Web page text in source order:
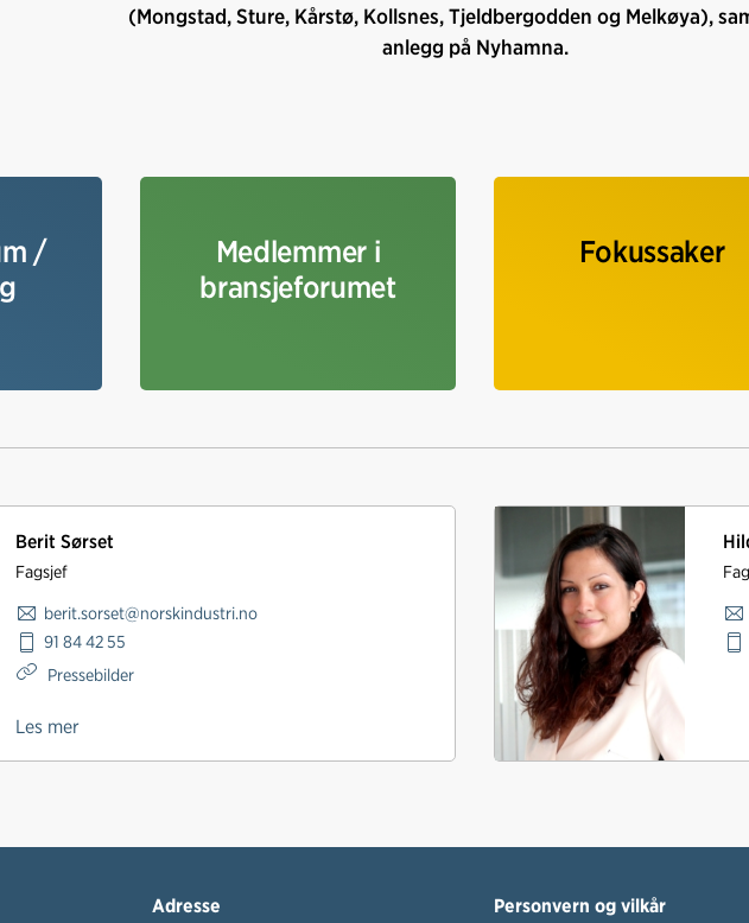
(Mongstad, Sture, Kårstø, Kollsnes, Tjeldbergodden og Melkøya),
anlegg på Nyhamna.
/
Medlemmer i
bransjeforumet
Fokussaker
Berit Sørset
Fagsjef
berit.sorset@norskindustri.no
91 84 42 55
Pressebilder
Les mer
Adresse
Personvern og vilkår